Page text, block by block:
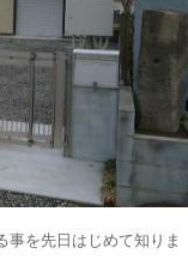
事を先日はじめて知りま